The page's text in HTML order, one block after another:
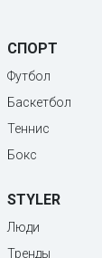
СПОРТ
Футбол
Баскетбол
Теннис
Бокс
STYLER
Люди
Тренды